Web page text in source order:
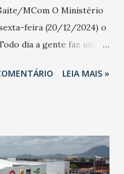
MCom O Ministério
feira (20/12/2024) o
dia a gente faz um
Os episódios
a vida de milhares de
que moram em
LEIA MAIS »